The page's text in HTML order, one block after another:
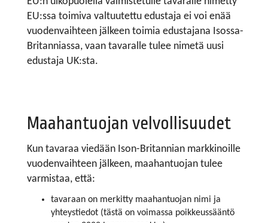
EU:ssa toimiva valtuutettu edustaja ei voi enää
vuodenvaihteen jälkeen toimia edustajana Isossa-
Britanniassa, vaan tavaralle tulee nimetä uusi
edustaja UK:sta.
Maahantuojan velvollisuudet
Kun tavaraa viedään Ison-Britannian markkinoille
vuodenvaihteen jälkeen, maahantuojan tulee
varmistaa, että:
tavaraan on merkitty maahantuojan nimi ja
yhteystiedot (tästä on voimassa poikkeussääntö